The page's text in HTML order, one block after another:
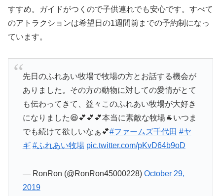
すすめ。ガイドがつくので子供連れでも安心です。すべて
のアトラクションは希望日の1週間前までの予約制になっ
ています。
先日のふれあい牧場で牧場の方とお話する機会が
ありました。その方の動物に対しての愛情がとて
も伝わってきて、益々このふれあい牧場が大好き
になりました😆💕💕💕本当に素敵な牧場🐐いつま
でも続けて欲しいなぁ💕#ファームズ千代田 #ヤ
ギ #ふれあい牧場 pic.twitter.com/pKvD64b9oD
— RonRon (@RonRon45000228) October 29,
2019